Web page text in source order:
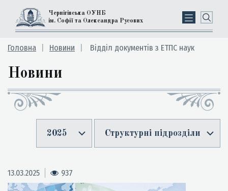
Чернігівська ОУНБ
ім. Софії та Олександра Русових
Головна Новини Відділ документів з ЕТПС наук
Новини
2025 Структурні підрозділи
13.03.2025 937